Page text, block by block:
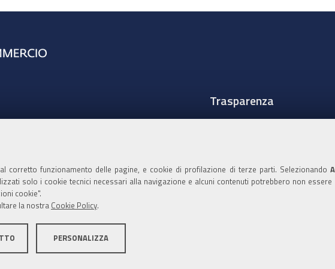
corretto funzionamento delle pagine, e cookie di profilazione di terze parti. Selezionando
solo i cookie tecnici necessari alla navigazione e alcuni contenuti potrebbero non
cookie".
la nostra Cookie Policy
PERSONALIZZA
Trasparenza
Pubblicità Legale